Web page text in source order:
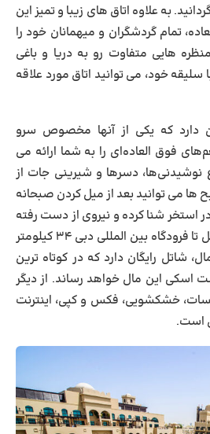
به علاوه اتاق های زیبا و تمیز این
تمام گردشگران و میهمانان خود را
هایی متفاوت رو به دریا و باغی
خود، می توانید اتاق مورد علاقه
دارد که یکی از آنها مخصوص سرو
فوق العاده‌ای را به شما ارائه می
نوشیدنی‌ها، دسرها و شیرینی جات از
می توانید بعد از میل کردن صبحانه
در استخر شنا کرده و نیروی از دست رفته
را بدست آورید. فاصله هتل تا فرودگاه بین المللی دبی ۳۴ کیلومتر
شاتل رایگان دارد که در کوتاه ترین
اسکی این مال خواهد رساند. از دیگر
خشکشویی، فکس و کپی، اینترنت
است.